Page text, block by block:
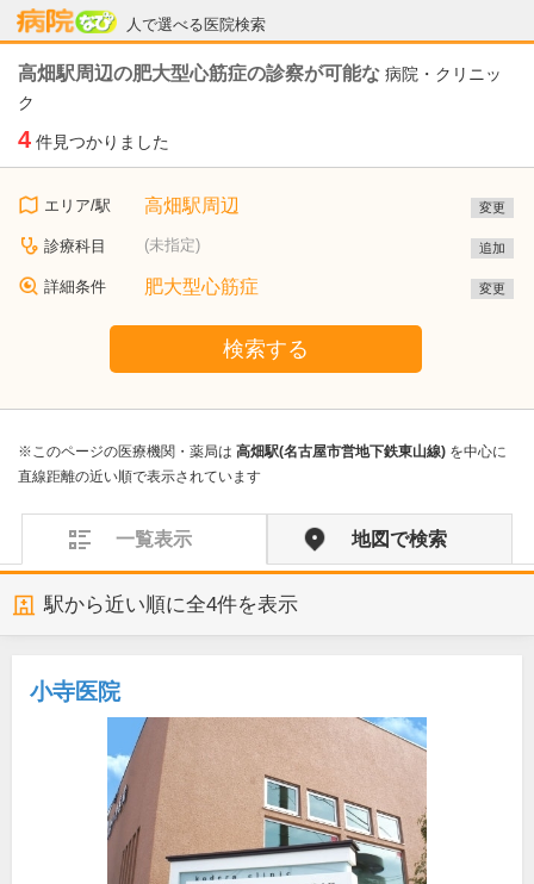
人で選べる医院検索
病院なび
高畑駅周辺の肥大型心筋症の診察が可能な 病院・クリニッ
ク
4 件見つかりました
エリア/駅 高畑駅周辺 変更
診療科目 (未指定) 追加
詳細条件 肥大型心筋症 変更
検索する
※このページの医療機関・薬局は 高畑駅(名古屋市営地下鉄東山線) を中心に
直線距離の近い順で表示されています
一覧表示 地図で検索
駅から近い順に全4件を表示
小寺医院